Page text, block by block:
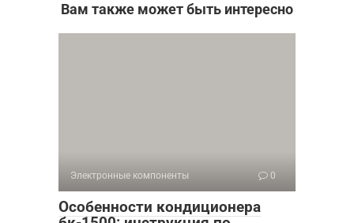
Вам также может быть интересно
Электронные компоненты 0
Особенности кондиционера